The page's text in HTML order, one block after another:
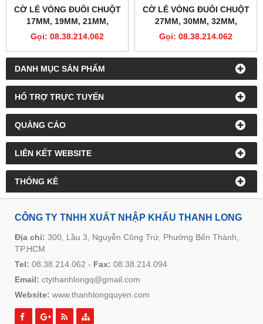
DANH MỤC SẢN PHẨM
HỔ TRỢ TRỰC TUYẾN
QUẢNG CÁO
LIÊN KẾT WEBSITE
THỐNG KÊ
CỜ LÊ VÒNG ĐUÔI CHUỘT
17MM, 19MM, 21MM,
22MM, 24MM CLIP ON
Gọi: 08.38.214.062
CỜ LÊ VÒNG ĐUÔI CHUỘT
27MM, 30MM, 32MM,
34MM, 36MM CLIP ON
Gọi: 08.38.214.062
CÔNG TY TNHH XUẤT NHẬP KHẨU THANH LONG
Địa chỉ: 300, Lầu 3, Nguyễn Công Trứ, Phường Bến Thành,
TP.HCM
Tel: 08.38.214.062 - Fax: 08.38.214.094
Email: ctythanhlongq@gmail.com
Website: www.thanhlongquyen.com